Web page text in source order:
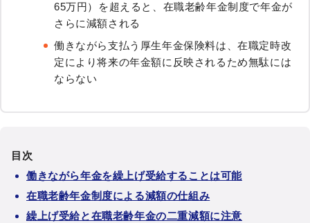
65万円）を超えると、在職老齢年金制度で年金が
さらに減額される
働きながら支払う厚生年金保険料は、在職定時改
定により将来の年金額に反映されるため無駄には
ならない
目次
働きながら年金を繰上げ受給することは可能
在職老齢年金制度による減額の仕組み
繰上げ受給と在職老齢年金の二重減額に注意